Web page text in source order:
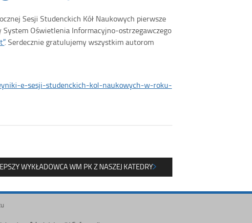
Sesji Studenckich Kół Naukowych pierwsze
System Oświetlenia Informacyjno-ostrzegawczego
. Serdecznie gratulujemy wszystkim autorom
e-sesji-studenckich-kol-naukowych-w-roku-
WYKŁADOWCA WM PK Z NASZEJ KATEDRY